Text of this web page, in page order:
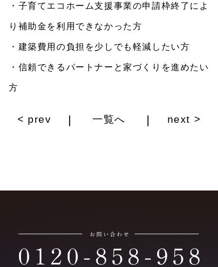
・子育てエコホーム支援事業の申請枠終了によ
り補助金を利用できなかった方
・建築費用の負担を少しでも軽減したい方
・信頼できるパートナーと家づくりを進めたい
方
< prev | 一覧へ | next >